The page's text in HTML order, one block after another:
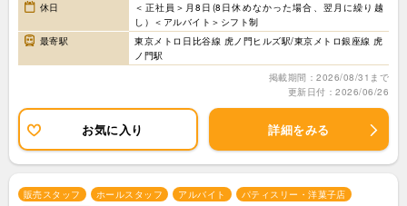
休日
＜正社員＞月8日(8日休めなかった場合、翌月に繰り越
し）＜アルバイト＞シフト制
最寄駅
東京メトロ日比谷線 虎ノ門ヒルズ駅/東京メトロ銀座線 虎
ノ門駅
掲載期間：2026/08/31まで
更新日付：2026/06/26
お気に入り 詳細をみる
販売スタッフ ホールスタッフ アルバイト
パティスリー・洋菓子店